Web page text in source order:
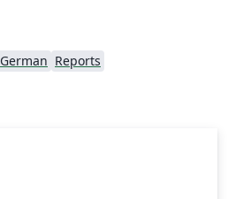
German Reports